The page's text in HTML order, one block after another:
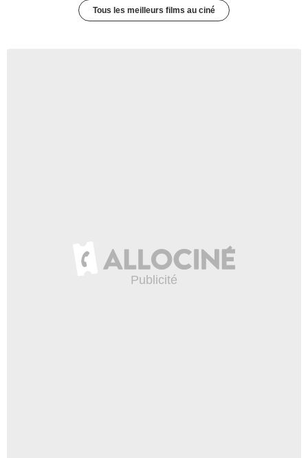
Tous les meilleurs films au ciné